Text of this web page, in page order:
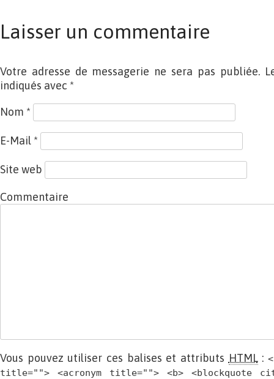
Laisser un commentaire
Votre adresse de messagerie ne sera pas publiée.
indiqués avec *
Nom *
E-Mail *
Site web
Commentaire
Vous pouvez utiliser ces balises et attributs HTML:
title=""> <acronym title=""> <b> <blockquote